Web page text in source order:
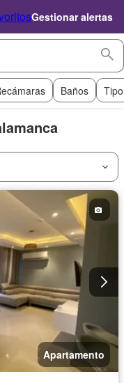
Gestionar alertas
Baños
Apartamento